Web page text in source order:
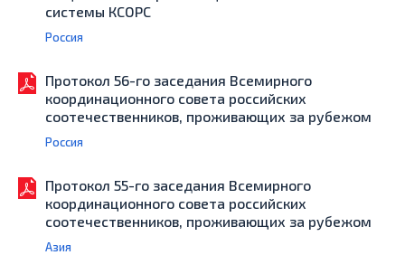
системы КСОРС
Россия
Протокол 56-го заседания Всемирного
координационного совета российских
соотечественников, проживающих за рубежом
Россия
Протокол 55-го заседания Всемирного
координационного совета российских
соотечественников, проживающих за рубежом
Азия